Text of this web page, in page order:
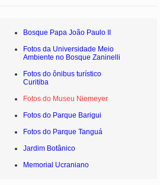
Bosque Papa João Paulo II
Fotos da Universidade Meio
Ambiente no Bosque Zaninelli
Fotos do ônibus turístico
Curitiba
Fotos do Museu Niemeyer
Fotos do Parque Barigui
Fotos do Parque Tanguá
Jardim Botânico
Memorial Ucraniano